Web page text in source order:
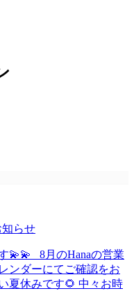
知らせ
💫💫 8月のHanaの営業
ンダーにてご確認をお
休みです🌻 中々お時